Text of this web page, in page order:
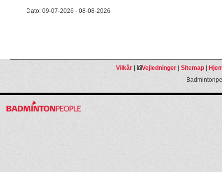
Dato: 09-07-2026 - 08-08-2026
Vilkår| Vejledninger| Sitemap|